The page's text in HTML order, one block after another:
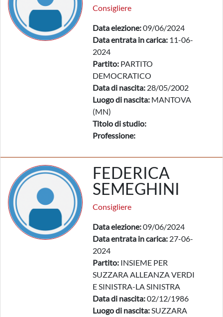
Consigliere
Data elezione:09/06/2024
Data entrata in carica: 11-06-
2024
Partito: PARTITO
DEMOCRATICO
Data di nascita: 28/05/2002
Luogo di nascita: MANTOVA
(MN)
Titolo di studio:
Professione:
FEDERICA
SEMEGHINI
Consigliere
Data elezione:09/06/2024
Data entrata in carica: 27-06-
2024
Partito: INSIEME PER
SUZZARA ALLEANZA VERDI
E SINISTRA-LA SINISTRA
Data di nascita:02/12/1986
Luogo di nascita:SUZZARA